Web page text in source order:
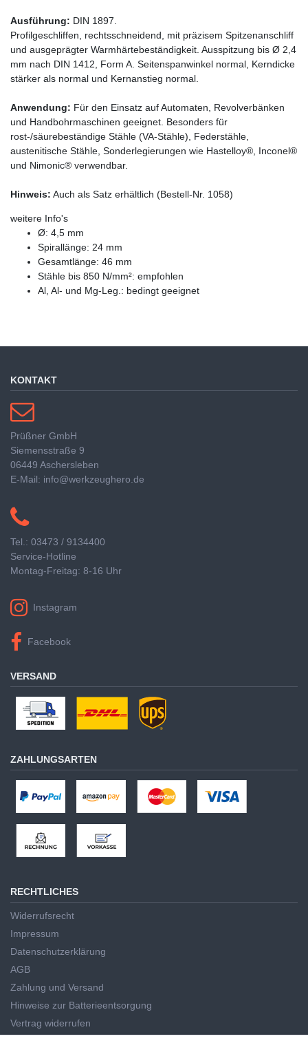
Ausführung: DIN 1897.
Profilgeschliffen, rechtsschneidend, mit präzisem Spitzenanschliff
und ausgeprägter Warmhärtebeständigkeit. Ausspitzung bis Ø 2,4
mm nach DIN 1412, Form A. Seitenspanwinkel normal, Kerndicke
stärker als normal und Kernanstieg normal.
Anwendung: Für den Einsatz auf Automaten, Revolverbänken
und Handbohrmaschinen geeignet. Besonders für
rost-/säurebeständige Stähle (VA-Stähle), Federstähle,
austenitische Stähle, Sonderlegierungen wie Hastelloy®, Inconel®
und Nimonic® verwendbar.
Hinweis: Auch als Satz erhältlich (Bestell-Nr. 1058)
weitere Info's
Ø: 4,5 mm
Spirallänge: 24 mm
Gesamtlänge: 46 mm
Stähle bis 850 N/mm²: empfohlen
Al, Al- und Mg-Leg.: bedingt geeignet
KONTAKT
Prüßner GmbH
Siemensstraße 9
06449 Aschersleben
E-Mail: info@werkzeughero.de
Tel.: 03473 / 9134400
Service-Hotline
Montag-Freitag: 8-16 Uhr
Instagram
Facebook
VERSAND
ZAHLUNGSARTEN
RECHTLICHES
Widerrufsrecht
Impressum
Datenschutzerklärung
AGB
Zahlung und Versand
Hinweise zur Batterieentsorgung
Vertrag widerrufen